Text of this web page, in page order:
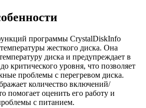
программы CrystalDiskInfo
жесткого диска. Она
диска и предупреждает в
критического уровня, что позволяет
проблемы с перегревом диска.
количество включений/
помогает оценить его работу и
с питанием.